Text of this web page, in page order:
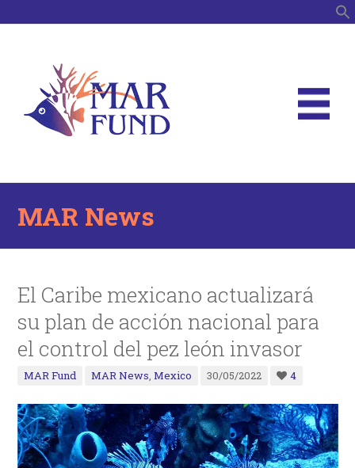
MAR News
El Caribe mexicano actualizará
su plan de acción nacional para
el control del pez león invasor
MAR Fund MAR News,Mexico 30/05/2022 4